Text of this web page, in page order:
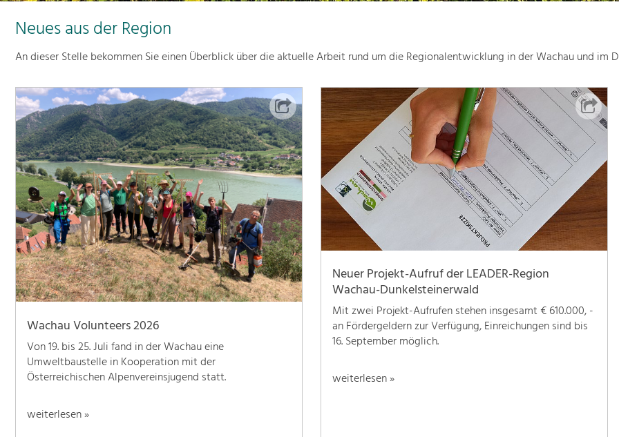
Neues aus der Region
An dieser Stelle bekommen Sie einen Überblick über die aktuelle Arbeit rund um die Regionalentwicklung in der Wachau und im
Wachau Volunteers 2026
Von 19. bis 25. Juli fand in der Wachau eine
Umweltbaustelle in Kooperation mit der
Österreichischen Alpenvereinsjugend statt.
weiterlesen »
Neuer Projekt-Aufruf der LEADER-Region
Wachau-Dunkelsteinerwald
Mit zwei Projekt-Aufrufen stehen insgesamt € 610.000, -
an Fördergeldern zur Verfügung, Einreichungen sind bis
16. September möglich.
weiterlesen »